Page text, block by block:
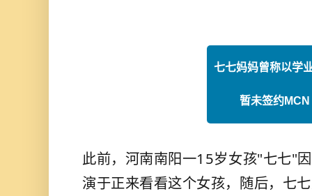
七七妈妈曾称以学
暂未签约MCN
此前，河南南阳一15岁女孩"七七"
演于正来看看这个女孩，随后， 七